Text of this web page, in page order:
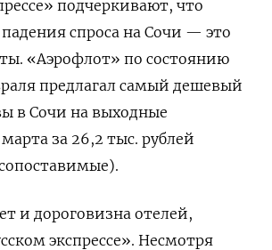
подчеркивают, что
спроса на Сочи — это
«Аэрофлот» по состоянию
предлагал самый дешевый
в Сочи на выходные
за 26,2 тыс. рублей
и дороговизна отелей,
экспрессе». Несмотря